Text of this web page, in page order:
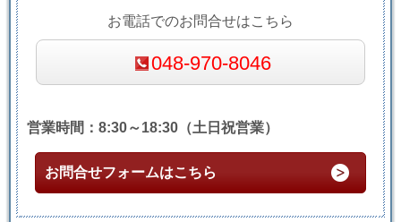
お電話でのお問合せはこちら
048-970-8046
営業時間：8:30～18:30（土日祝営業）
お問合せフォームはこちら